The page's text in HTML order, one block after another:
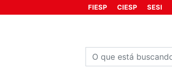
FIESP CIESP SESI